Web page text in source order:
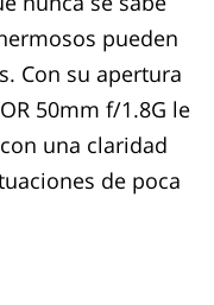
pueden
Con su apertura
50mm f/1.8G le
una claridad
de poca